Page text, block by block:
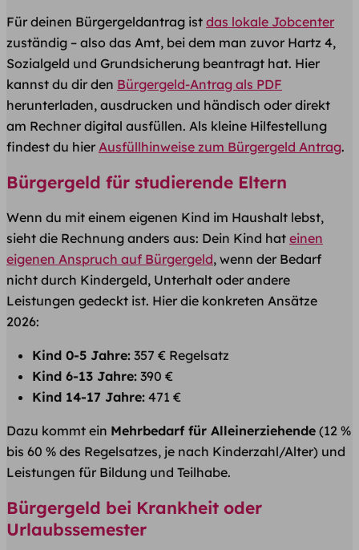
Für deinen Bürgergeldantrag ist das lokale Jobcenter
zuständig – also das Amt, bei dem man zuvor Hartz 4,
Sozialgeld und Grundsicherung beantragt hat. Hier
kannst du dir den Bürgergeld-Antrag als PDF
herunterladen, ausdrucken und händisch oder direkt
am Rechner digital ausfüllen. Als kleine Hilfestellung
findest du hier Ausfüllhinweise zum Bürgergeld Antrag.
Bürgergeld für studierende Eltern
Wenn du mit einem eigenen Kind im Haushalt lebst,
sieht die Rechnung anders aus: Dein Kind hat einen
eigenen Anspruch auf Bürgergeld, wenn der Bedarf
nicht durch Kindergeld, Unterhalt oder andere
Leistungen gedeckt ist. Hier die konkreten Ansätze
2026:
Kind 0-5 Jahre: 357 € Regelsatz
Kind 6-13 Jahre: 390 €
Kind 14-17 Jahre: 471 €
Dazu kommt ein Mehrbedarf für Alleinerziehende (12 %
bis 60 % des Regelsatzes, je nach Kinderzahl/Alter) und
Leistungen für Bildung und Teilhabe.
Bürgergeld bei Krankheit oder
Urlaubssemester